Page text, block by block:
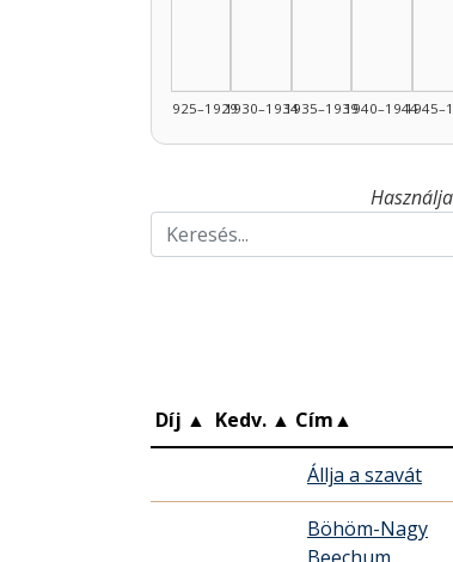
1925–19291930–19341935–19391940–1944
Díj ▲ Kedv. ▲ Cím▲
Állja a szavát
Böhöm-Nagy